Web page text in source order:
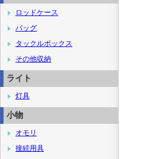
ロッドケース
バッグ
タックルボックス
その他収納
ライト
灯具
小物
オモリ
接続用具